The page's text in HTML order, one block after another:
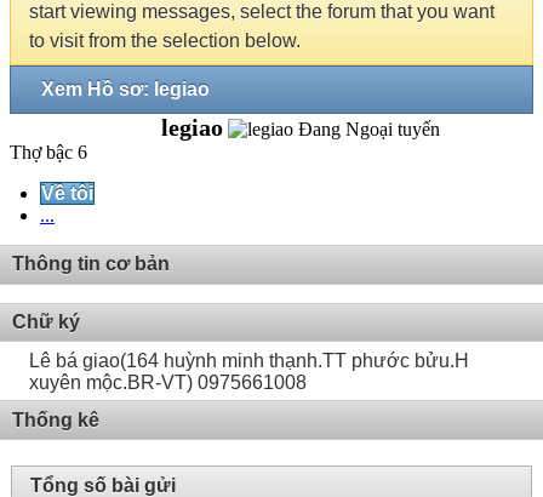
start viewing messages, select the forum that you want
to visit from the selection below.
Xem Hồ sơ: legiao
legiao
Thợ bậc 6
Về tôi
...
Thông tin cơ bản
Chữ ký
Lê bá giao(164 huỳnh minh thạnh.TT phước bửu.H
xuyên mộc.BR-VT) 0975661008
Thống kê
Tổng số bài gửi